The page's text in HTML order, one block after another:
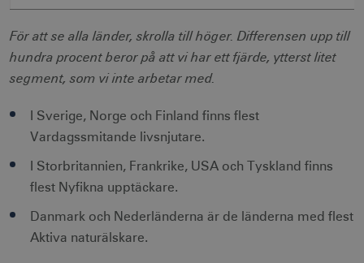
För att se alla länder, skrolla till höger. Differensen upp till
hundra procent beror på att vi har ett fjärde, ytterst litet
segment, som vi inte arbetar med.
I Sverige, Norge och Finland finns flest
Vardagssmitande livsnjutare.
I Storbritannien, Frankrike, USA och Tyskland finns
flest Nyfikna upptäckare.
Danmark och Nederländerna är de länderna med flest
Aktiva naturälskare.
__cf_bm
Cloudflare Inc.
receive-cookie-
deprecation